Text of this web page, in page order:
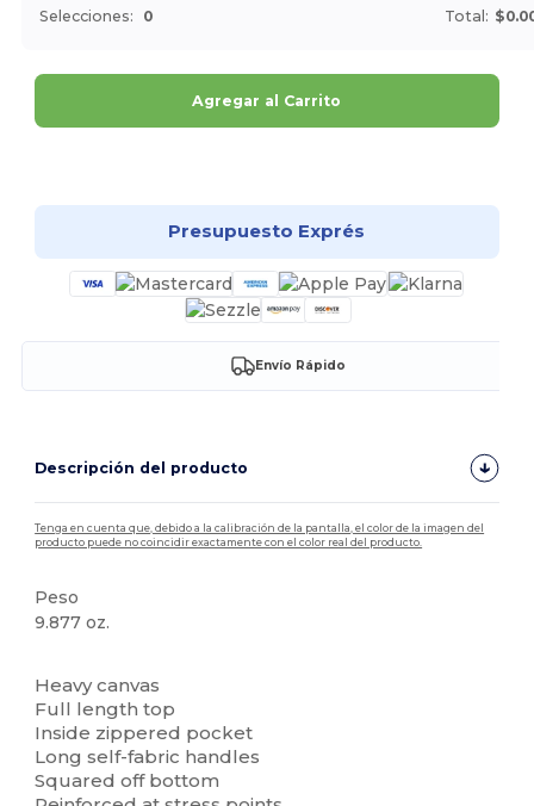
Selecciones: 0 Total:
Agregar al Carrito
Presupuesto Exprés
Envío Rápido
Descripción del producto
Tenga en cuenta que, debido a la calibración de la pantalla, el color de la imagen del
producto puede no coincidir exactamente con el color real del producto.
Peso
9.877 oz.
Heavy canvas
Full length top
Inside zippered pocket
Long self-fabric handles
Squared off bottom